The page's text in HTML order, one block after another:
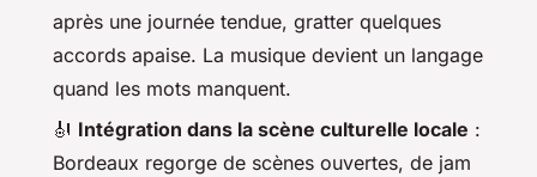
après une journée tendue, gratter quelques
accords apaise. La musique devient un langage
quand les mots manquent.
🎻 Intégration dans la scène culturelle locale :
Bordeaux regorge de scènes ouvertes, de jam